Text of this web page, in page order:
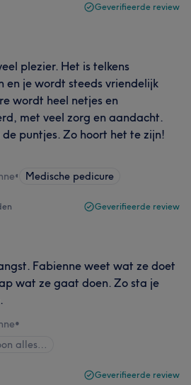
Geverifieerde review
plezier. Het is telkens
en je wordt steeds vriendelijk
wordt heel netjes en
met veel zorg en aandacht.
puntjes. Zo hoort het te zijn!
• Medische pedicure
Geverifieerde review
Fabienne weet wat ze doet
wat ze gaat doen. Zo sta je
•
alles…
Geverifieerde review